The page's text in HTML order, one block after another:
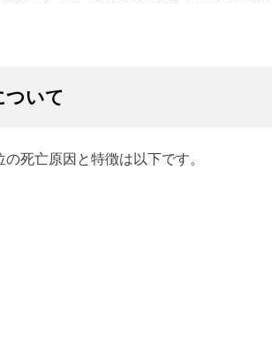
ついて
死亡原因と特徴は以下です。